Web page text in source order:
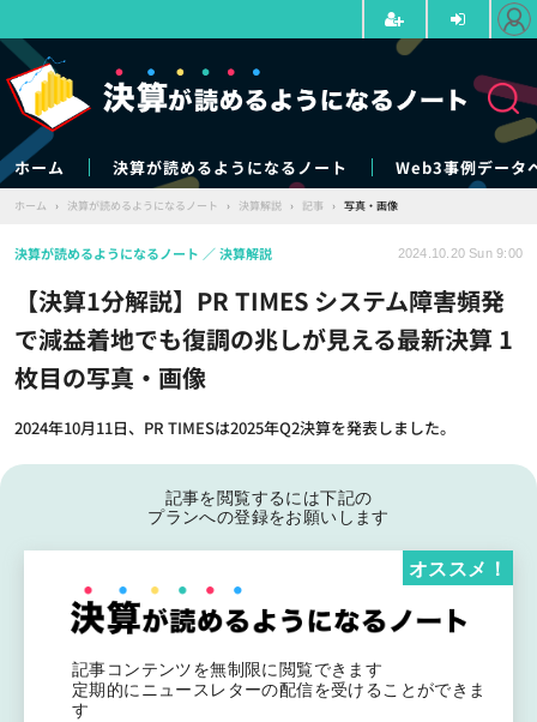
ホーム 決算が読めるようになるノート Web3事例データ
ホーム › 決算が読めるようになるノート › 決算解説 › 記事 › 写真・画像
【決算1分解説】PR TIMES システム障害頻発
で減益着地でも復調の兆しが見える最新決算 1
枚目の写真・画像
2024年10月11日、PR TIMESは2025年Q2決算を発表しました。
決算が読めるようになるノート 決算解説 2024.10.20 Sun 9:00
記事を閲覧するには下記の
プランへの登録をお願いします
記事コンテンツを無制限に閲覧できます
定期的にニュースレターの配信を受けることができま
す
オススメ！